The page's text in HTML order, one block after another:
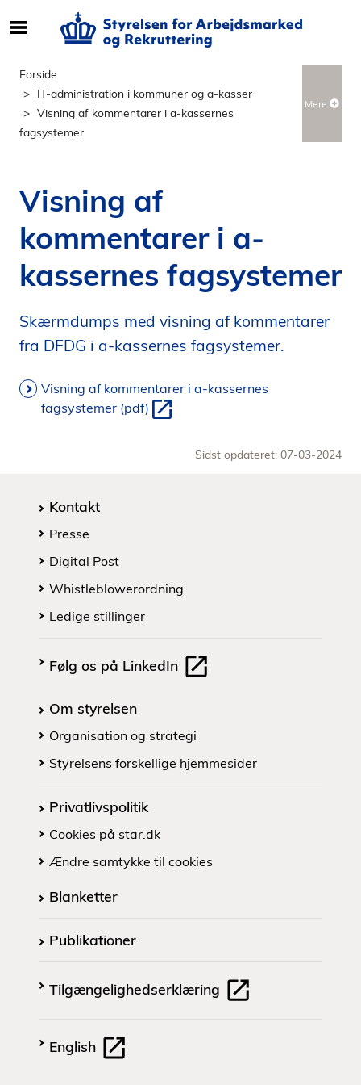
e
f
n
h
l
p
d
Forside
IT-administration i kommuner og a-kasser
Visning af kommentarer i a-kassernes
fagsystemer
Mere
Visning af
kommentarer i a-
kassernes fagsystemer
Skærmdumps med visning af kommentarer
fra DFDG i a-kassernes fagsystemer.
Visning af kommentarer i a-kassernes
fagsystemer (pdf)
Sidst opdateret: 07-03-2024
Kontakt
Presse
Digital Post
Whistleblowerordning
Ledige stillinger
Følg os på LinkedIn
Om styrelsen
Organisation og strategi
Styrelsens forskellige hjemmesider
Privatlivspolitik
Cookies på star.dk
Ændre samtykke til cookies
Blanketter
Publikationer
Tilgængelighedserklæring
English